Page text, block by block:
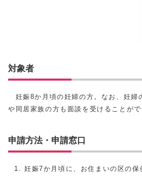
対象者
妊娠8か月頃の妊婦の方。なお、妊婦
や同居家族の方も面談を受けることがで
申請方法・申請窓口
妊娠7か月頃に、お住まいの区の保